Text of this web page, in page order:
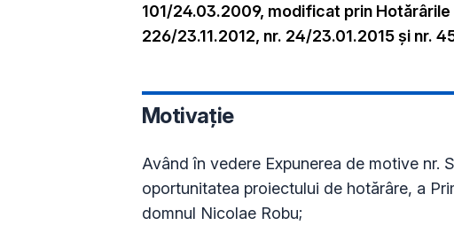
101/24.03.2009, modificat prin Hotărârile
226/23.11.2012, nr. 24/23.01.2015 şi nr.
Motivație
Având în vedere Expunerea de motive nr.
oportunitatea proiectului de hotărâre, a
domnul Nicolae Robu;